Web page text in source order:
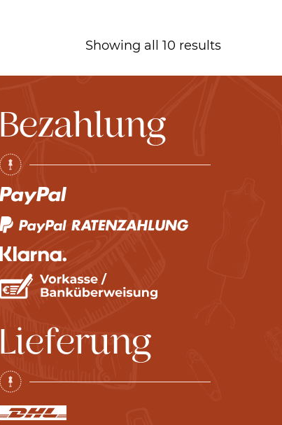
Showing all 10 results
Bezahlung
Lieferung